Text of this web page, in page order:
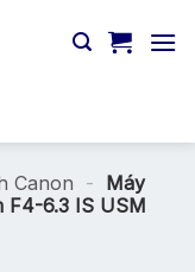
Canon -
Máy
F4-6.3 IS USM